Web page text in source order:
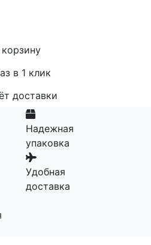
в 1 клик
доставки
Надежная
упаковка
Удобная
доставка